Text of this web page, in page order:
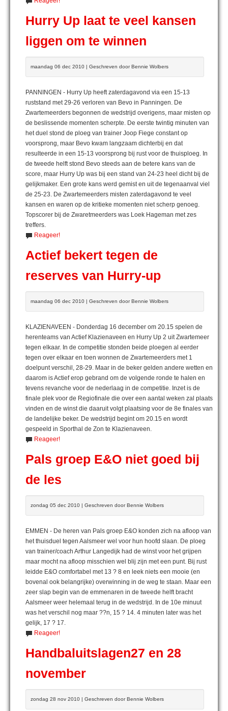
Hurry Up laat te veel kansen
liggen om te winnen
maandag 06 dec 2010 | Geschreven door Bennie Wolbers
PANNINGEN - Hurry Up heeft zaterdagavond via een 15-13
ruststand met 29-26 verloren van Bevo in Panningen. De
Zwartemeerders begonnen de wedstrijd overigens, maar misten op
de beslissende momenten scherpte. De eerste twintig minuten van
het duel stond de ploeg van trainer Joop Fiege constant op
voorsprong, maar Bevo kwam langzaam dichterbij en dat
resulteerde in een 15-13 voorsprong bij rust voor de thuisploeg. In
de tweede helft stond Bevo steeds aan de betere kans van de
score, maar Hurry Up was bij een stand van 24-23 heel dicht bij de
gelijkmaker. Een grote kans werd gemist en uit de tegenaanval viel
de 25-23. De Zwartemeerders misten zaterdagavond te veel
kansen en waren op de kritieke momenten niet scherp genoeg.
Topscorer bij de Zwaretmeerders was Loek Hageman met zes
treffers.
Reageer!
Actief bekert tegen de
reserves van Hurry-up
maandag 06 dec 2010 | Geschreven door Bennie Wolbers
KLAZIENAVEEN - Donderdag 16 december om 20.15 spelen de
herenteams van Actief Klazienaveen en Hurry Up 2 uit Zwartemeer
tegen elkaar. In de competitie stonden beide ploegen al eerder
tegen over elkaar en toen wonnen de Zwartemeerders met 1
doelpunt verschil, 28-29. Maar in de beker gelden andere wetten en
daarom is Actief erop gebrand om de volgende ronde te halen en
tevens revanche voor de nederlaag in de competitie. Inzet is de
finale plek voor de Regiofinale die over een aantal weken zal plaats
vinden en de winst die daaruit volgt plaatsing voor de 8e finales van
de landelijke beker. De wedstrijd begint om 20.15 en wordt
gespeeld in Sporthal de Zon te Klazienaveen.
Reageer!
Pals groep E&O niet goed bij
de les
zondag 05 dec 2010 | Geschreven door Bennie Wolbers
EMMEN - De heren van Pals groep E&O konden zich na afloop van
het thuisduel tegen Aalsmeer wel voor hun hoofd slaan. De ploeg
van trainer/coach Arthur Langedijk had de winst voor het grijpen
maar mocht na afloop misschien wel blij zijn met een punt. Bij rust
leidde E&O comfortabel met 13 ? 8 en leek niets een mooie (en
bovenal ook belangrijke) overwinning in de weg te staan. Maar een
zeer slap begin van de emmenaren in de tweede helft bracht
Aalsmeer weer helemaal terug in de wedstrijd. In de 10e minuut
was het verschil nog maar ??n, 15 ? 14. 4 minuten later was het
gelijk, 17 ? 17.
Reageer!
Handbaluitslagen27 en 28
november
zondag 28 nov 2010 | Geschreven door Bennie Wolbers